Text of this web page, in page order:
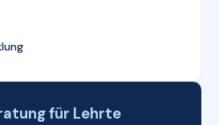
für Lehrte